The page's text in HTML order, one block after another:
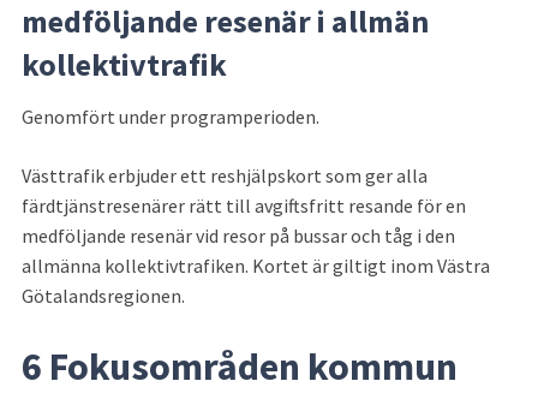
medföljande resenär i allmän
kollektivtrafik
Genomfört under programperioden.
Västtrafik erbjuder ett reshjälpskort som ger alla
färdtjänstresenärer rätt till avgiftsfritt resande för en
medföljande resenär vid resor på bussar och tåg i den
allmänna kollektivtrafiken. Kortet är giltigt inom Västra
Götalandsregionen.
6 Fokusområden kommun